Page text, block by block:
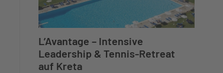
L’Avantage – Intensive
Leadership & Tennis-Retreat
auf Kreta